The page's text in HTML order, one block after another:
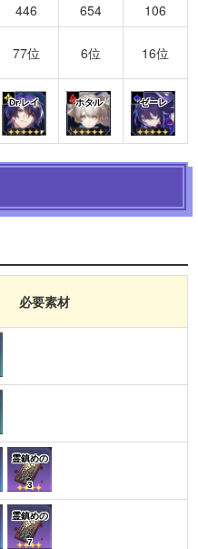
446 654
106
77位 6位 16位
Dr.レイ ホタル ゼーレ
必要素材
霊鎮めの
3
霊鎮めの
7